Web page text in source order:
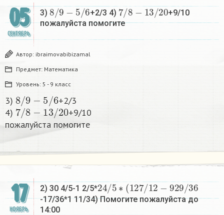
05
СЕНТЯБРЬ
3)
8/9−5/6
+2/3 4)
7/8 − 13/20
+9/10
пожалуйста помогите​
Автор: ibraimovabibizamal
Предмет: Математика
Уровень: 5 - 9 класс
3)
8 /9 6
+2/3
4)
7/8−13/20
+9/10
пожалуйста помогите​
17
НОЯБРЬ
2) 30 4/5-1 2/5*
24/5∗(127/12−929/36
-17/36*1 11/34) Помогите пожалуйста до
14:00​